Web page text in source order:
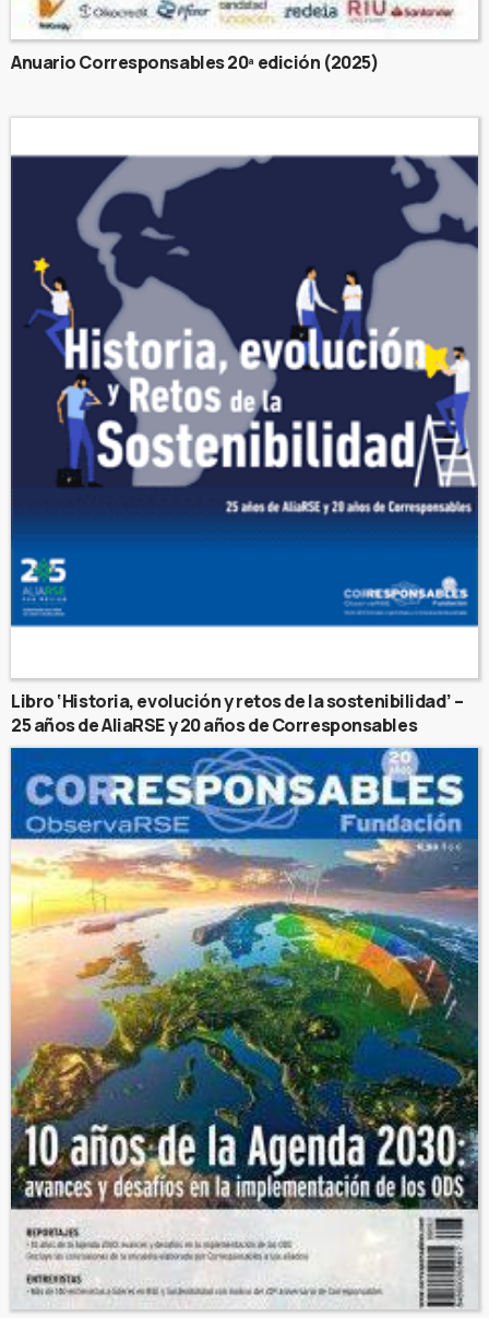
Anuario Corresponsables 20ª edición (2025)
Libro ‘Historia, evolución y retos de la sostenibilidad’ –
25 años de AliaRSE y 20 años de Corresponsables